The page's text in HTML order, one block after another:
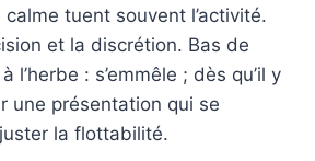
tuent souvent l’activité.
et la discrétion. Bas de
l’herbe : s’emmêle ; dès qu’il y
une présentation qui se
la flottabilité.